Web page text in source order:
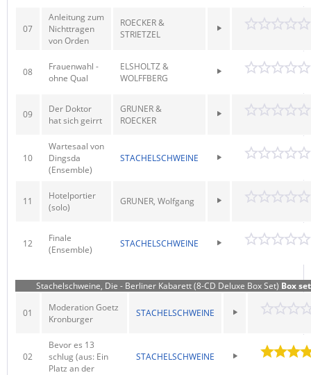
07
Anleitung zum
Nichttragen
von Orden
ROECKER &
STRIETZEL
08
Frauenwahl -
ohne Qual
ELSHOLTZ &
WOLFFBERG
09
Der Doktor
hat sich geirrt
GRUNER &
ROECKER
10
Wartesaal von
Dingsda
(Ensemble)
STACHELSCHWEINE
11
Hotelportier
(solo)
GRUNER, Wolfgang
12
Finale
(Ensemble)
STACHELSCHWEINE
Stachelschweine, Die - Berliner Kabarett (8-CD Deluxe Box Set) Box
01
Moderation Goetz
Kronburger
STACHELSCHWEINE
02
Bevor es 13
schlug (aus: Ein
Platz an der
STACHELSCHWEINE